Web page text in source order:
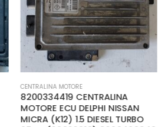
CENTRALINA MOTORE
8200334419 CENTRALINA
MOTORE ECU DELPHI NISSAN
MICRA (K12) 1.5 DIESEL TURBO